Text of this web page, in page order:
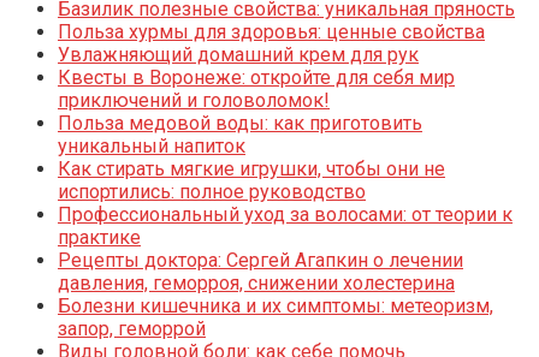
Базилик полезные свойства: уникальная пряность
Польза хурмы для здоровья: ценные свойства
Увлажняющий домашний крем для рук
Квесты в Воронеже: откройте для себя мир
приключений и головоломок!
Польза медовой воды: как приготовить
уникальный напиток
Как стирать мягкие игрушки, чтобы они не
испортились: полное руководство
Профессиональный уход за волосами: от теории к
практике
Рецепты доктора: Сергей Агапкин о лечении
давления, геморроя, снижении холестерина
Болезни кишечника и их симптомы: метеоризм,
запор, геморрой
Виды головной боли: как себе помочь